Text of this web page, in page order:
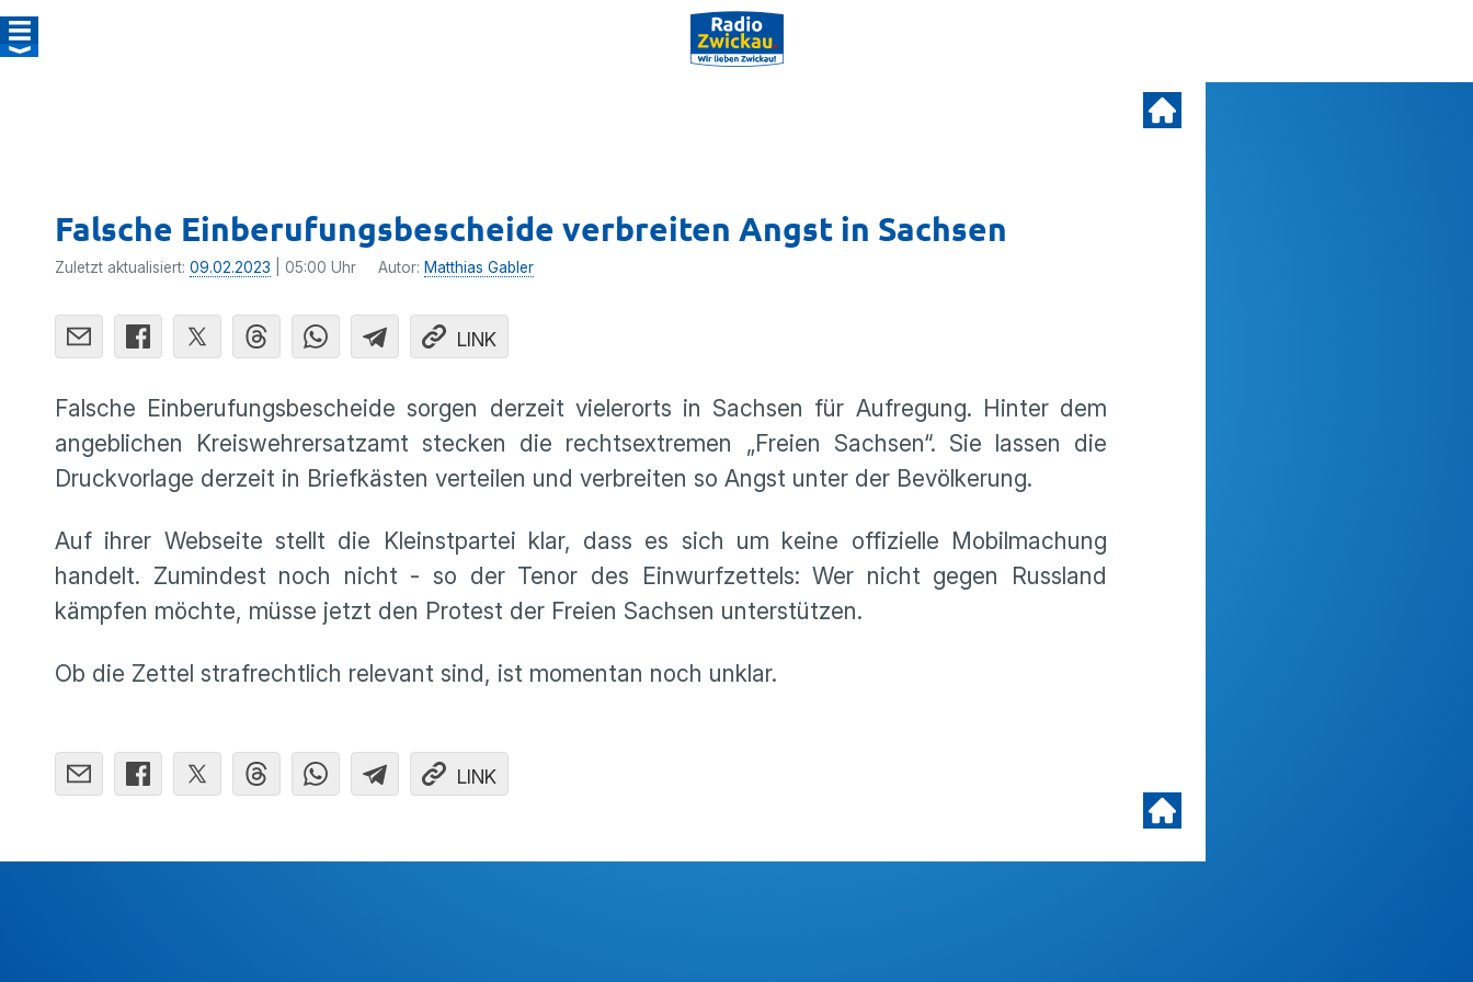
Falsche Einberufungsbescheide verbreiten Angst in Sachsen
Zuletzt aktualisiert: 09.02.2023 | 05:00 Uhr Autor: Matthias Gabler
LINK
Falsche Einberufungsbescheide sorgen derzeit vielerorts in Sachsen für Aufregung. Hinter dem
angeblichen Kreiswehrersatzamt stecken die rechtsextremen „Freien Sachsen“. Sie lassen die
Druckvorlage derzeit in Briefkästen verteilen und verbreiten so Angst unter der Bevölkerung.
Auf ihrer Webseite stellt die Kleinstpartei klar, dass es sich um keine offizielle Mobilmachung
handelt. Zumindest noch nicht - so der Tenor des Einwurfzettels: Wer nicht gegen Russland
kämpfen möchte, müsse jetzt den Protest der Freien Sachsen unterstützen.
Ob die Zettel strafrechtlich relevant sind, ist momentan noch unklar.
LINK